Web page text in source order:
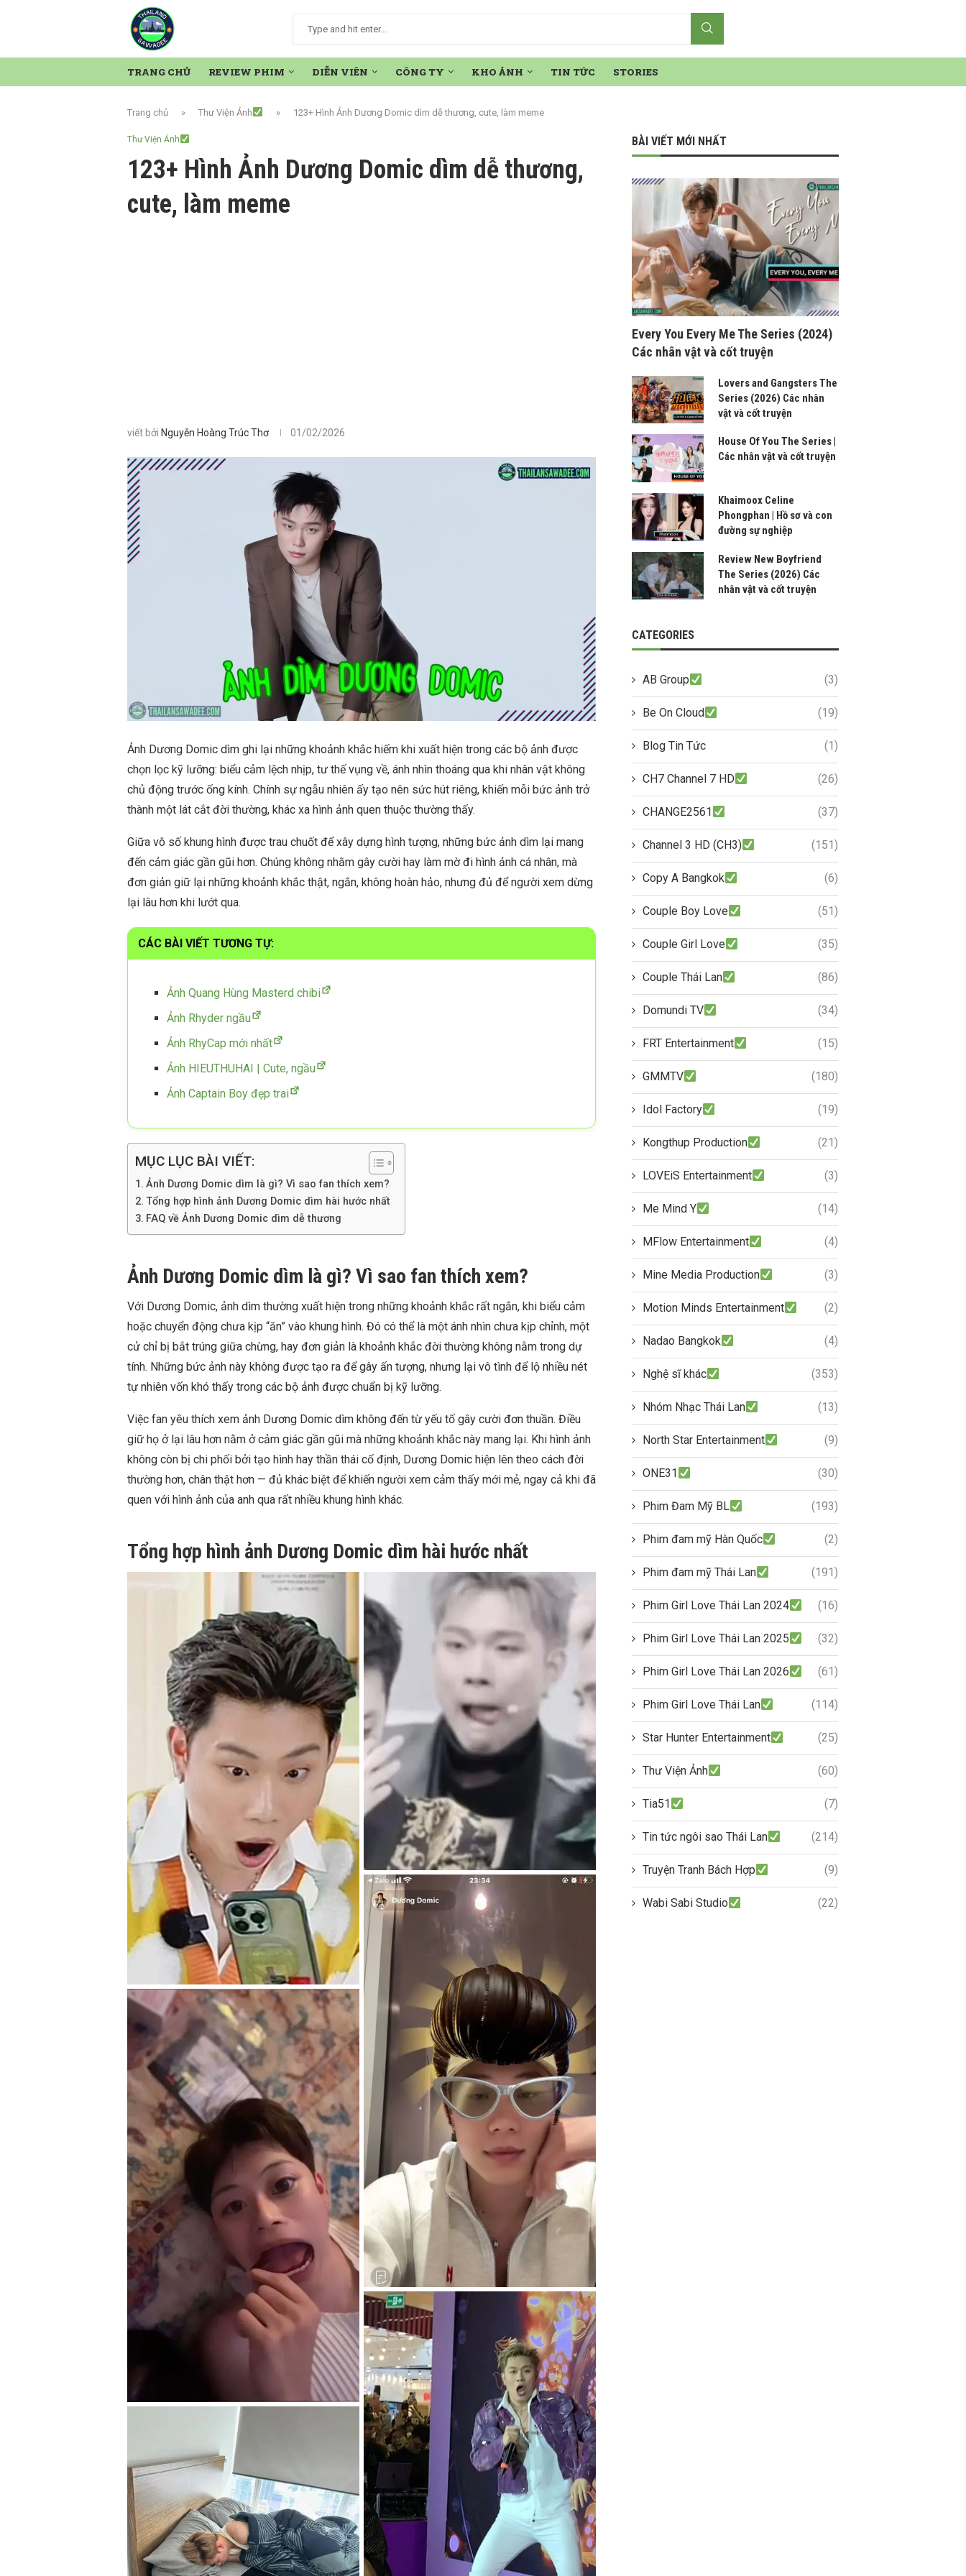
TRANG CHỦ REVIEW PHIM DIỄN VIÊN CÔNG TY KHO ẢNH TIN TỨC STORIES
Trang chủ » Thư Viện Ảnh » 123+ Hình Ảnh Dương Domic dìm dễ thương, cute, làm meme
Thư Viện Ảnh
123+ Hình Ảnh Dương Domic dìm dễ thương,
cute, làm meme
viết bởi Nguyễn Hoàng Trúc Thơ 01/02/2026
Ảnh Dương Domic dìm ghi lại những khoảnh khắc hiếm khi xuất hiện trong các bộ ảnh được
chọn lọc kỹ lưỡng: biểu cảm lệch nhịp, tư thế vụng về, ánh nhìn thoáng qua khi nhân vật không
chủ động trước ống kính. Chính sự ngẫu nhiên ấy tạo nên sức hút riêng, khiến mỗi bức ảnh trở
thành một lát cắt đời thường, khác xa hình ảnh quen thuộc thường thấy.
Giữa vô số khung hình được trau chuốt để xây dựng hình tượng, những bức ảnh dìm lại mang
đến cảm giác gần gũi hơn. Chúng không nhằm gây cười hay làm mờ đi hình ảnh cá nhân, mà
đơn giản giữ lại những khoảnh khắc thật, ngắn, không hoàn hảo, nhưng đủ để người xem dừng
lại lâu hơn khi lướt qua.
CÁC BÀI VIẾT TƯƠNG TỰ:
Ảnh Quang Hùng Masterd chibi
Ảnh Rhyder ngầu
Ảnh RhyCap mới nhất
Ảnh HIEUTHUHAI | Cute, ngầu
Ảnh Captain Boy đẹp trai
MỤC LỤC BÀI VIẾT:
Ảnh Dương Domic dìm là gì? Vì sao fan thích xem?
Tổng hợp hình ảnh Dương Domic dìm hài hước nhất
FAQ về Ảnh Dương Domic dìm dễ thương
Ảnh Dương Domic dìm là gì? Vì sao fan thích xem?
Với Dương Domic, ảnh dìm thường xuất hiện trong những khoảnh khắc rất ngắn, khi biểu cảm
hoặc chuyển động chưa kịp “ăn” vào khung hình. Đó có thể là một ánh nhìn chưa kịp chỉnh, một
cử chỉ bị bắt trúng giữa chừng, hay đơn giản là khoảnh khắc đời thường không nằm trong dự
tính. Những bức ảnh này không được tạo ra để gây ấn tượng, nhưng lại vô tình để lộ nhiều nét
tự nhiên vốn khó thấy trong các bộ ảnh được chuẩn bị kỹ lưỡng.
Việc fan yêu thích xem ảnh Dương Domic dìm không đến từ yếu tố gây cười đơn thuần. Điều
giữ họ ở lại lâu hơn nằm ở cảm giác gần gũi mà những khoảnh khắc này mang lại. Khi hình ảnh
không còn bị chi phối bởi tạo hình hay thần thái cố định, Dương Domic hiện lên theo cách đời
thường hơn, chân thật hơn — đủ khác biệt để khiến người xem cảm thấy mới mẻ, ngay cả khi đã
quen với hình ảnh của anh qua rất nhiều khung hình khác.
Tổng hợp hình ảnh Dương Domic dìm hài hước nhất
BÀI VIẾT MỚI NHẤT
Every You Every Me The Series (2024)
Các nhân vật và cốt truyện
Lovers and Gangsters The
Series (2026) Các nhân
vật và cốt truyện
House Of You The Series |
Các nhân vật và cốt truyện
Khaimoox Celine
Phongphan | Hồ sơ và con
đường sự nghiệp
Review New Boyfriend
The Series (2026) Các
nhân vật và cốt truyện
CATEGORIES
AB Group (3)
Be On Cloud (19)
Blog Tin Tức (1)
CH7 Channel 7 HD (26)
CHANGE2561 (37)
Channel 3 HD (CH3) (151)
Copy A Bangkok (6)
Couple Boy Love (51)
Couple Girl Love (35)
Couple Thái Lan (86)
Domundi TV (34)
FRT Entertainment (15)
GMMTV (180)
Idol Factory (19)
Kongthup Production (21)
LOVEiS Entertainment (3)
Me Mind Y (14)
MFlow Entertainment (4)
Mine Media Production (3)
Motion Minds Entertainment (2)
Nadao Bangkok (4)
Nghệ sĩ khác (353)
Nhóm Nhạc Thái Lan (13)
North Star Entertainment (9)
ONE31 (30)
Phim Đam Mỹ BL (193)
Phim đam mỹ Hàn Quốc (2)
Phim đam mỹ Thái Lan (191)
Phim Girl Love Thái Lan 2024 (16)
Phim Girl Love Thái Lan 2025 (32)
Phim Girl Love Thái Lan 2026 (61)
Phim Girl Love Thái Lan (114)
Star Hunter Entertainment (25)
Thư Viện Ảnh (60)
Tia51 (7)
Tin tức ngôi sao Thái Lan (214)
Truyện Tranh Bách Hợp (9)
Wabi Sabi Studio (22)